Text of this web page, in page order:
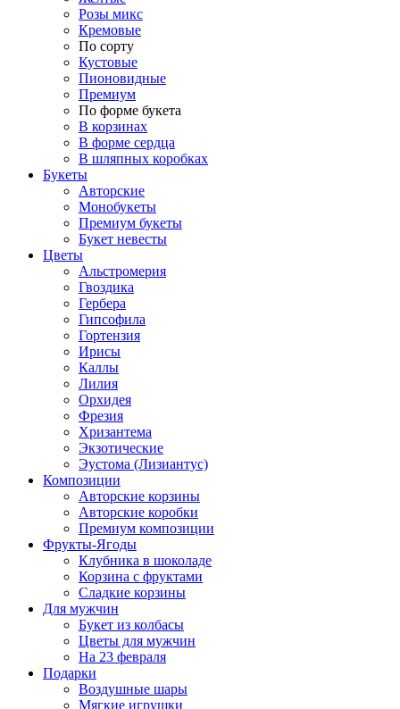
Розы микс
Кремовые
По сорту
Кустовые
Пионовидные
Премиум
По форме букета
В корзинах
В форме сердца
В шляпных коробках
Букеты
Авторские
Монобукеты
Премиум букеты
Букет невесты
Цветы
Альстромерия
Гвоздика
Гербера
Гипсофила
Гортензия
Ирисы
Каллы
Лилия
Орхидея
Фрезия
Хризантема
Экзотические
Эустома (Лизиантус)
Композиции
Авторские корзины
Авторские коробки
Премиум композиции
Фрукты-Ягоды
Клубника в шоколаде
Корзина с фруктами
Сладкие корзины
Для мужчин
Букет из колбасы
Цветы для мужчин
На 23 февраля
Подарки
Воздушные шары
Мягкие игрушки